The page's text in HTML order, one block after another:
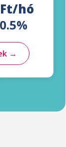
hó
→